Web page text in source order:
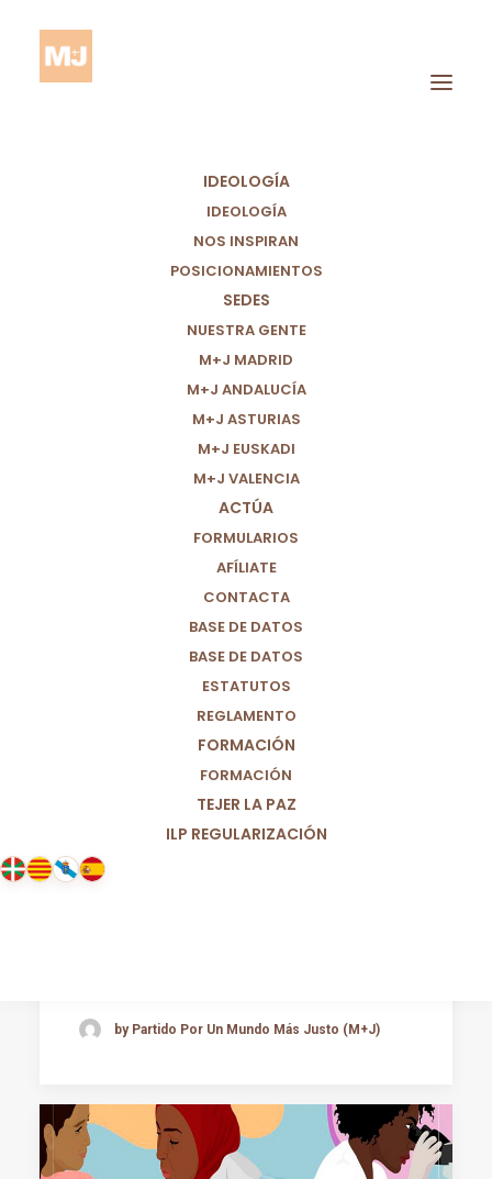
IDEOLOGÍA
IDEOLOGÍA
NOS INSPIRAN
POSICIONAMIENTOS
SEDES
NUESTRA GENTE
M+J MADRID
M+J ANDALUCÍA
M+J ASTURIAS
M+J EUSKADI
M+J VALENCIA
ACTÚA
FORMULARIOS
AFÍLIATE
CONTACTA
BASE DE DATOS
BASE DE DATOS
ESTATUTOS
REGLAMENTO
FORMACIÓN
FORMACIÓN
TEJER LA PAZ
ILP REGULARIZACIÓN
Liderazgo Femenino
by Partido Por Un Mundo Más Justo (M+J)